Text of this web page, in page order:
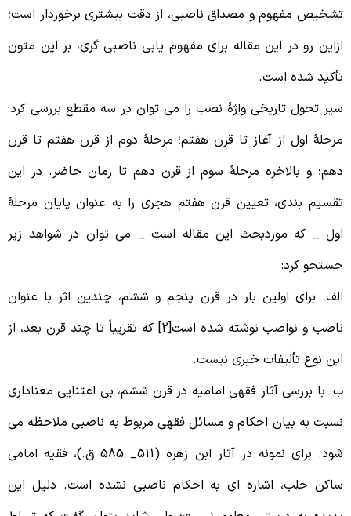
مفهوم و مصداق ناصبی، از دقت بیشتری برخوردار است؛
رو در این مقاله برای مفهوم یابی ناصبی گری، بر این متون
شده است.
تحول تاریخی واژۀ نصب را می توان در سه مقطع بررسی کرد:
اول از آغاز تا قرن هفتم؛ مرحلۀ دوم از قرن هفتم تا قرن
و بالاخره مرحلۀ سوم از قرن دهم تا زمان حاضر. در این
بندی، تعیین قرن هفتم هجری را به عنوان پایان مرحلۀ
_ که موردبحث این مقاله است _ می توان در شواهد زیر
کرد:
برای اولین بار در قرن پنجم و ششم، چندین اثر با عنوان
ناصب و نواصب نوشته شده است[2] که تقریباً تا چند قرن بعد، از
نوع تألیفات خبری نیست.
با بررسی آثار فقهی امامیه در قرن ششم، بی اعتنایی معناداری
به بیان احکام و مسائل فقهی مربوط به ناصبی ملاحظه می
شود. برای نمونه در آثار ابن زهره (511_ 585 ق.)، فقیه امامی
حلب، اشاره ای به احکام ناصبی نشده است. دلیل این